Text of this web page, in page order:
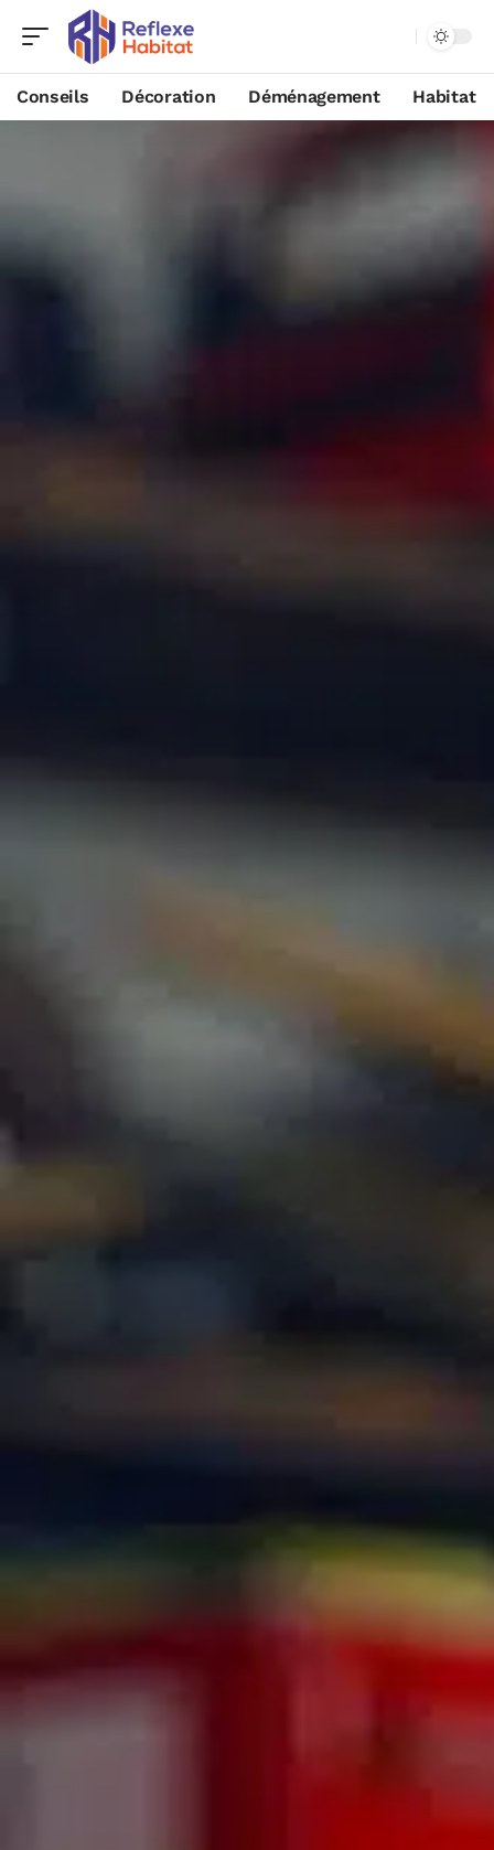
Conseils Décoration Déménagement Habitat